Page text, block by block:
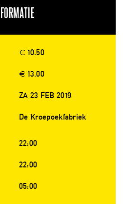
€ 10.50
€ 13.00
ZA 23 FEB 2019
De Kroepoekfabriek
22:00
22:00
05:00